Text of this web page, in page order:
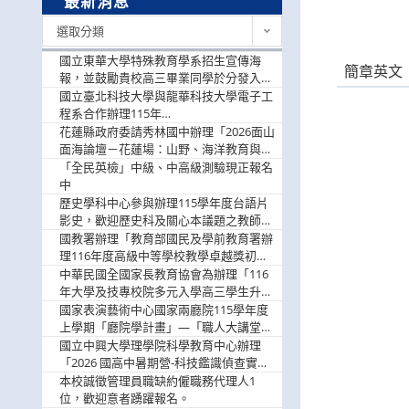
簡章英文
選取分類
國立東華大學特殊教育學系招生宣傳海
報，並鼓勵貴校高三畢業同學於分發入學
階段踴躍選填。
國立臺北科技大學與龍華科技大學電子工
程系合作辦理115年
「115.08.10~08.12「AI賦能應用於智慧半
導體研習營」，歡迎學生踴躍報名參加
花蓮縣政府委請秀林國中辦理「2026面山
面海論壇－花蓮場：山野、海洋教育與戶
外安全實務課程」，歡迎踴躍報名參加
「全民英檢」中級、中高級測驗現正報名
中
歷史學科中心參與辦理115學年度台語片
影史，歡迎歷史科及關心本議題之教師踴
躍報名參加
國教署辦理「教育部國民及學前教育署辦
理116年度高級中等學校教學卓越獎初選
實施計畫」，鼓勵教師踴躍報名
中華民國全國家長教育協會為辦理「116
年大學及技專校院多元入學高三學生升學
輔導家長說明會」
國家表演藝術中心國家兩廳院115學年度
上學期「廳院學計畫」—「職人大講堂」
及「一日體驗課程」，鼓勵踴躍報名參
與。
國立中興大學理學院科學教育中心辦理
「2026 國高中暑期營-科技鑑識偵查實戰
營」活動資訊，鼓勵學生踴躍報名參加。
本校誠徵管理員職缺約僱職務代理人1
位，歡迎意者踴躍報名。